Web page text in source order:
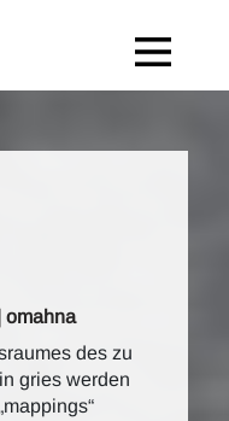
omahna
des zu
gries werden